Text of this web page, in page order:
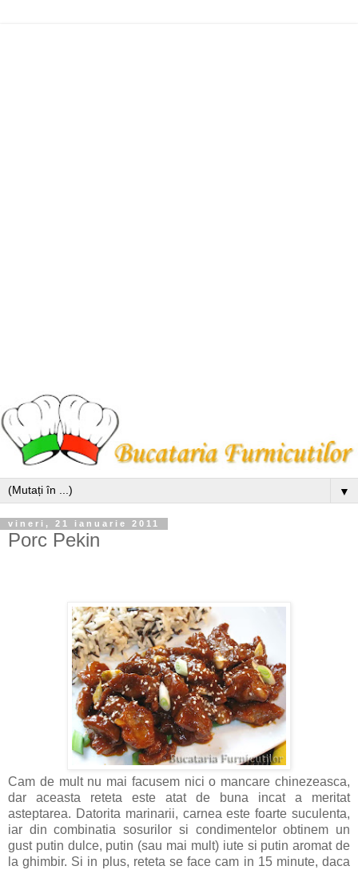
▼
vineri, 21 ianuarie 2011
Porc Pekin
Cam de mult nu mai facusem nici o mancare chinezeasca,
dar aceasta reteta este atat de buna incat a meritat
asteptarea. Datorita marinarii, carnea este foarte suculenta,
iar din combinatia sosurilor si condimentelor obtinem un
gust putin dulce, putin (sau mai mult) iute si putin aromat de
la ghimbir. Si in plus, reteta se face cam in 15 minute, daca